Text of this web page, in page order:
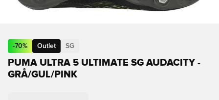
-70% Outlet SG
PUMA ULTRA 5 ULTIMATE SG AUDACITY -
GRÅ/GUL/PINK